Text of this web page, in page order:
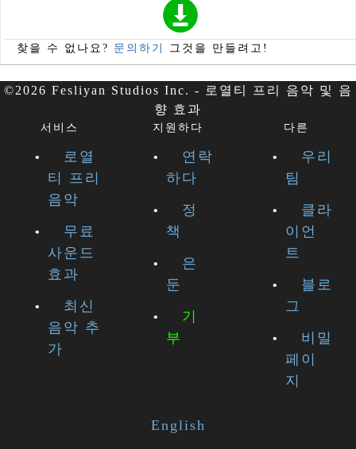
찾을 수 없나요? 문의하기 그것을 만들려고!
©2026 Fesliyan Studios Inc. - 로열티 프리 음악 및 음
향 효과
서비스
로열
티 프리
음악
무료
사운드
효과
최신
음악 추
가
지원하다
연락
하다
정
책
은
둔
기
부
다른
우리
팀
클라
이언
트
블로
그
비밀
페이
지
English